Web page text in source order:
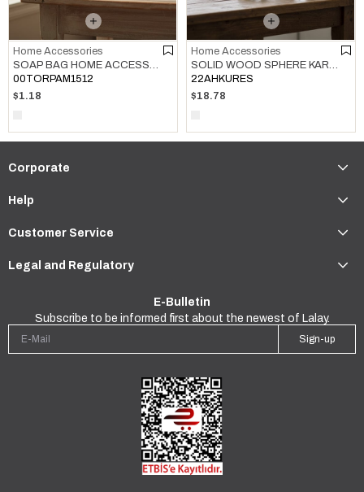
Home Accessories
SOAP BAG HOME ACCESSORIES NATURAL
00TORPAM1512
$1.18
Home Accessories
SOLID WOOD SPHERE KARAF / BOTTLE / JUG COVER HOME ACCESSORIES NATURAL
22AHKURES
$18.78
Corporate
Help
Customer Service
Legal and Regulatory
E-Bulletin
Subscribe to be informed first about the newest of Lalay.
Sign-up